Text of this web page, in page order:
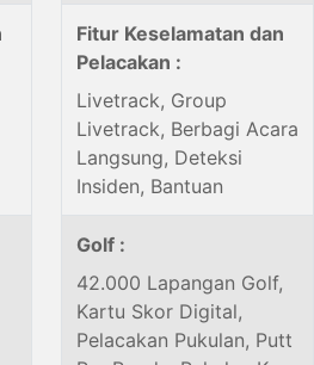
Fitur Keselamatan dan
Pelacakan :
Livetrack, Group
Livetrack, Berbagi Acara
Langsung, Deteksi
Insiden, Bantuan
Golf :
42.000 Lapangan Golf,
Kartu Skor Digital,
Pelacakan Pukulan, Putt